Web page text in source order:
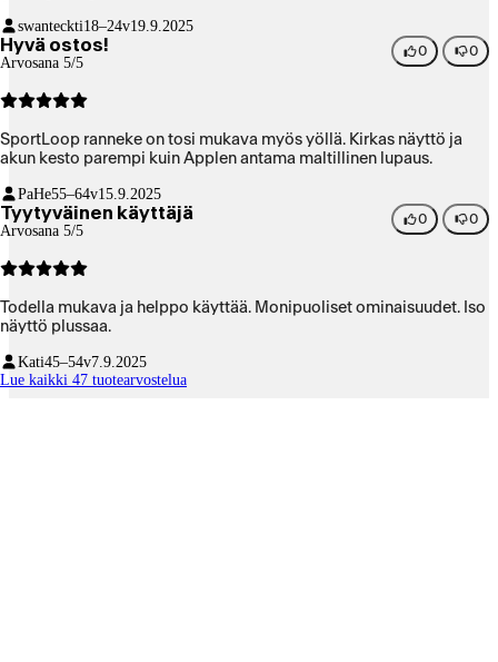
swanteckti18–24v19.9.2025
Hyvä ostos!
Arvosana 5/5
0 0
SportLoop ranneke on tosi mukava myös yöllä. Kirkas näyttö ja
akun kesto parempi kuin Applen antama maltillinen lupaus.
PaHe55–64v15.9.2025
Tyytyväinen käyttäjä
Arvosana 5/5
0 0
Todella mukava ja helppo käyttää. Monipuoliset ominaisuudet. Iso
näyttö plussaa.
Kati45–54v7.9.2025
Lue kaikki 47 tuotearvostelua